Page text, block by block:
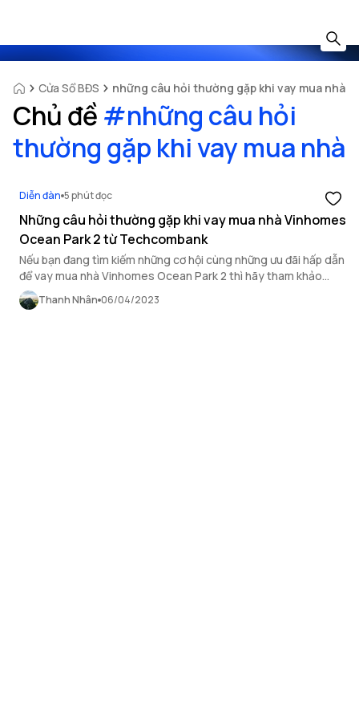
Cửa Sổ BĐS những câu hỏi thường gặp khi vay mua nhà
Chủ đề #những câu hỏi
thường gặp khi vay mua nhà
Diễn đàn 5 phút đọc
Những câu hỏi thường gặp khi vay mua nhà Vinhomes
Ocean Park 2 từ Techcombank
Nếu bạn đang tìm kiếm những cơ hội cùng những ưu đãi hấp dẫn
để vay mua nhà Vinhomes Ocean Park 2 thì hãy tham khảo
ngay bài viết dưới đây.
Thanh Nhân 06/04/2023